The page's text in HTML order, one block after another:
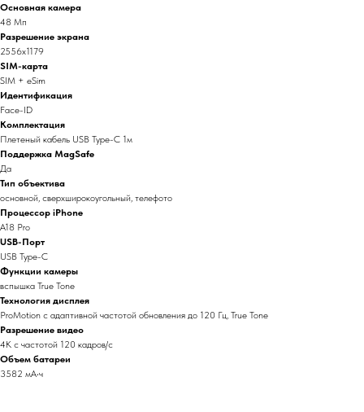
Основная камера
48 Мп
Разрешение экрана
2556x1179
SIM-карта
SIM + eSim
Идентификация
Face-ID
Комплектация
Плетеный кабель USB Type-C 1м
Поддержка MagSafe
Да
Тип объектива
основной, сверхширокоугольный, телефото
Процессор iPhone
A18 Pro
USB-Порт
USB Type-C
Функции камеры
вспышка True Tone
Технология дисплея
ProMotion с адаптивной частотой обновления до 120 Гц, True Tone
Разрешение видео
4K с частотой 120 кадров/ с
Объем батареи
3582 мА•ч